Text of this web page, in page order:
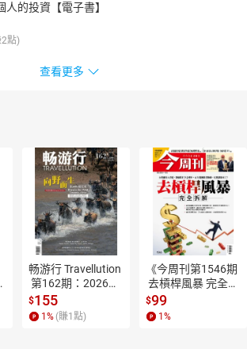
人的投資【電子書】
2點)
查看更多
畅游行 Travellution
第162期：2026年
8月号（中英雙語
版）【電子書】
$155
1 % (賺1 點)
《今周刊第1546期
去槓桿風暴 完全拆
解》【電子書】
$99
1 %